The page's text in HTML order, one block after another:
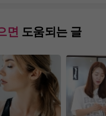
면 도움되는 글